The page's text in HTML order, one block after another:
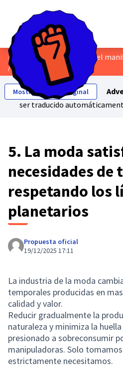
/Propuestas
Mostrar el texto original
ser traducido
5. La moda
necesidades de
respetando los
planetarios
Propuesta oficial
19/12/2025 17:11
La industria de la moda
temporales producidas en
calidad y valor.
Reducir gradualmente la
naturaleza y minimiza la
presionado a sobreconsumir
manipuladoras. Solo
estrictamente necesitamos.